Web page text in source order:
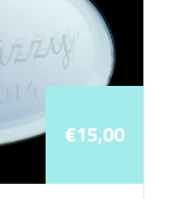
€15,00